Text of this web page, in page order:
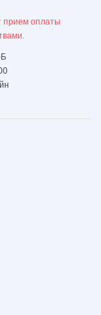
прием оплаты